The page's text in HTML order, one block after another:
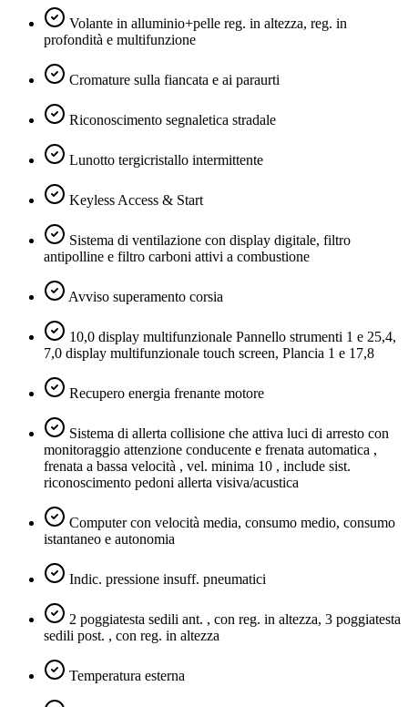
Volante in alluminio+pelle reg. in altezza, reg. in
profondità e multifunzione
Cromature sulla fiancata e ai paraurti
Riconoscimento segnaletica stradale
Lunotto tergicristallo intermittente
Keyless Access & Start
Sistema di ventilazione con display digitale, filtro
antipolline e filtro carboni attivi a combustione
Avviso superamento corsia
10,0 display multifunzionale Pannello strumenti 1 e 25,4,
7,0 display multifunzionale touch screen, Plancia 1 e 17,8
Recupero energia frenante motore
Sistema di allerta collisione che attiva luci di arresto con
monitoraggio attenzione conducente e frenata automatica ,
frenata a bassa velocità , vel. minima 10 , include sist.
riconoscimento pedoni allerta visiva/acustica
Computer con velocità media, consumo medio, consumo
istantaneo e autonomia
Indic. pressione insuff. pneumatici
2 poggiatesta sedili ant. , con reg. in altezza, 3 poggiatesta
sedili post. , con reg. in altezza
Temperatura esterna